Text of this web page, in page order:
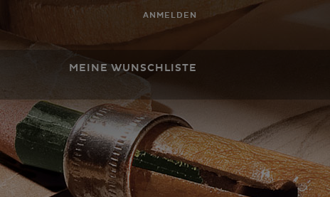
ANMELDEN
MEINE WUNSCHLISTE